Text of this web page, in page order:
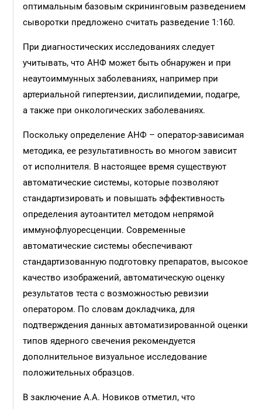
оптимальным базовым скрининговым разведением
сыворотки предложено считать разведение 1:160.
При диагностических исследованиях следует
учитывать, что АНФ может быть обнаружен и при
неаутоиммунных заболеваниях, например при
артериальной гипертензии, дислипидемии, подагре,
а также при онкологических заболеваниях.
Поскольку определение АНФ – оператор-зависимая
методика, ее результативность во многом зависит
от исполнителя. В настоящее время существуют
автоматические системы, которые позволяют
стандартизировать и повышать эффективность
определения аутоантител методом непрямой
иммунофлуоресценции. Современные
автоматические системы обеспечивают
стандартизованную подготовку препаратов, высокое
качество изображений, автоматическую оценку
результатов теста с возможностью ревизии
оператором. По словам докладчика, для
подтверждения данных автоматизированной оценки
типов ядерного свечения рекомендуется
дополнительное визуальное исследование
положительных образцов.
В заключение А.А. Новиков отметил, что